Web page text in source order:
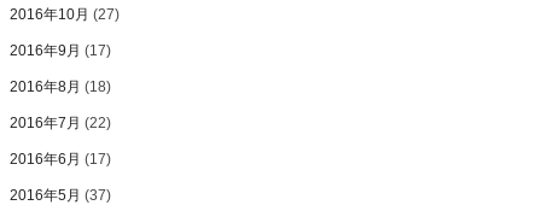
2016年10月 (27)
2016年9月 (17)
2016年8月 (18)
2016年7月 (22)
2016年6月 (17)
2016年5月 (37)